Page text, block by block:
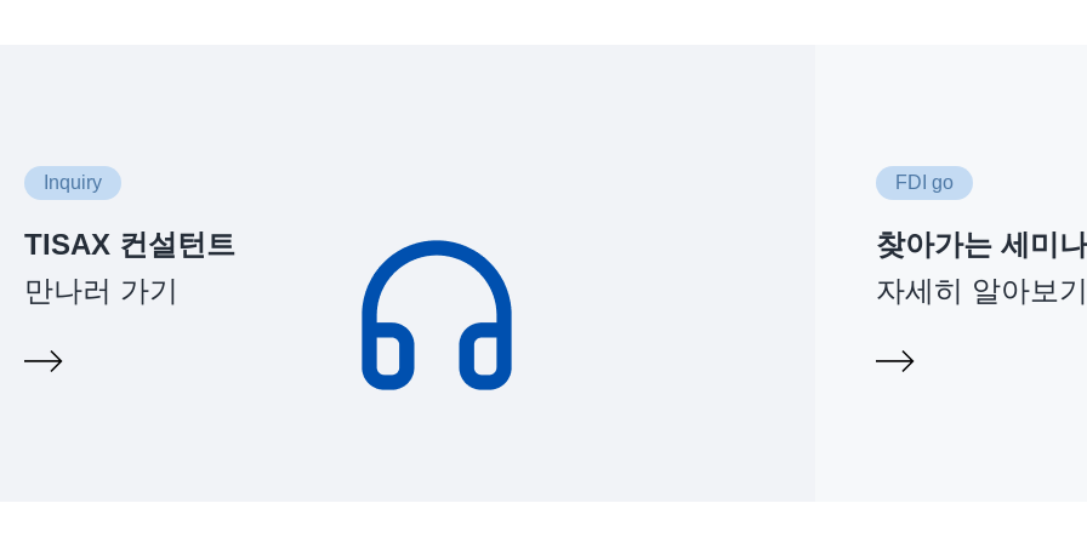
Inquiry
TISAX 컨설턴트
만나러 가기
FDI go
찾아가는 세미나
자세히 알아보기